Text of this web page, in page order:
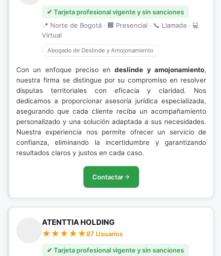
✔ Tarjeta profesional vigente y sin sanciones
📍 Norte de Bogotá · 🏢 Presencial · 📞 Llamada · 💻
Virtual
Abogado de Deslinde y Amojonamiento
Con un enfoque preciso endeslinde y amojonamiento,
nuestra firma se distingue por su compromiso en resolver
disputas territoriales con eficacia y claridad. Nos
dedicamos a proporcionar asesoría jurídica especializada,
asegurando que cada cliente reciba un acompañamiento
personalizado y una solución adaptada a sus necesidades.
Nuestra experiencia nos permite ofrecer un servicio de
confianza, eliminando la incertidumbre y garantizando
resultados claros y justos en cada caso.
Contactar
ATENTTIA HOLDING
87 Usuarios
✔ Tarjeta profesional vigente y sin sanciones